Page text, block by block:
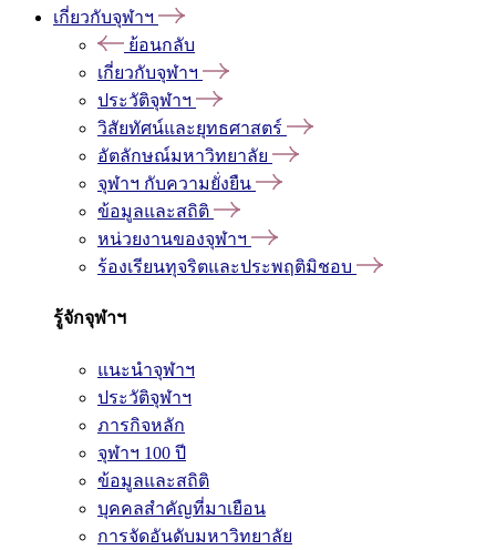
เกี่ยวกับจุฬาฯ
ย้อนกลับ
เกี่ยวกับจุฬาฯ
ประวัติจุฬาฯ
วิสัยทัศน์และยุทธศาสตร์
อัตลักษณ์มหาวิทยาลัย
จุฬาฯ กับความยั่งยืน
ข้อมูลและสถิติ
หน่วยงานของจุฬาฯ
ร้องเรียนทุจริตและประพฤติมิชอบ
รู้จักจุฬาฯ
แนะนำจุฬาฯ
ประวัติจุฬาฯ
ภารกิจหลัก
จุฬาฯ 100 ปี
ข้อมูลและสถิติ
บุคคลสำคัญที่มาเยือน
การจัดอันดับมหาวิทยาลัย